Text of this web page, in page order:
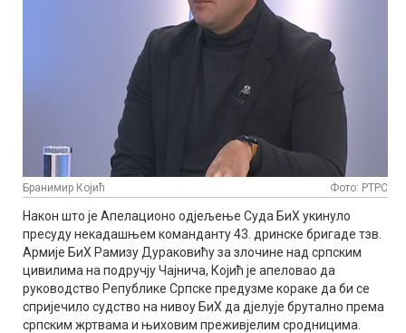
Бранимир Којић Фото: РТРС
Након што је Апелационо одјељење Суда БиХ укинуло
пресуду некадашњем команданту 43. дринске бригаде тзв.
Армије БиХ Рамизу Дураковићу за злочине над српским
цивилима на подручју Чајнича, Којић је апеловао да
руководство Републике Српске предузме кораке да би се
спријечило судство на нивоу БиХ да дјелује брутално према
српским жртвама и њиховим преживјелим сродницима.